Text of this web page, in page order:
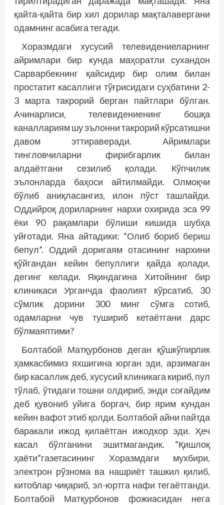
қайта-қайта бир хил дорилар мақталавергани
одамнинг асабига тегади.
Хоразмдаги хусусий телевидениеларнинг
айримлари бир кунда маҳоратли сухандон
Сарварбекнинг қайсидир бир олим билан
простатит касаллиги тўғрисидаги суҳбатини 2-
3 марта такрорий берган пайтлари бўлган.
Ачинарлиси, телевидениенинг бошқа
каналлариям шу эълонни такрорий кўрсатишни
давом эттираверади. Айримлари
тингловчиларни фирибгарлик билан
алдаётгани сезилиб қолади. Кўпчилик
эълонларда баҳоси айтилмайди. Олмоқчи
бўлиб аниқласангиз, илон пўст ташлайди.
Оддийроқ дориларнинг нархи охирида эса 99
ёки 90 рақамлари бўлиши кишида шубҳа
уйғотади. Яна айтадики: “Олиб бориб бериш
бепул”. Оддий доригаям отасининг нархини
қўйгандан кейин бепуллиги қайда қолади,
дегинг келади. Яқиндагина Хитойнинг бир
клиникаси Урганчда фаолият кўрсатиб, 30
сўмлик дорини 300 минг сўмга сотиб,
одамларни чув тушириб кетаётгани дарс
бўлмаяптими?
Болтабой Матқурбонов деган қўшкўпирлик
ҳамкасбимиз яхшигина юрган эди, арзимаган
бир касаллик деб, хусусий клиникага кириб, пул
тўлаб, ўтидаги тошни олдириб, энди соғайдим
деб қувониб уйига боргач, бир ярим кундан
кейин вафот этиб қолди. Болтабой айни пайтда
баракали ижод қилаётган ижодкор эди. Ҳеч
касал бўлганини эшитмагандик. “Қишлоқ
ҳаёти”газетасининг Хоразмдаги мухбири,
электрон рўзнома ва нашриёт ташкил қилиб,
китоблар чиқариб, эл-юртга нафи тегаётганди.
Болтабой Матқурбонов фожиасидан нега